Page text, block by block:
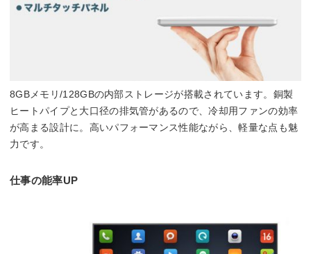
8GBメモリ/128GBの内部ストレージが搭載されています。銅製
ヒートパイプと大口径の排気管があるので、冷却用ファンの効率
が高まる設計に。高いパフォーマンス性能ながら、軽量な点も魅
力です。
仕事の能率UP